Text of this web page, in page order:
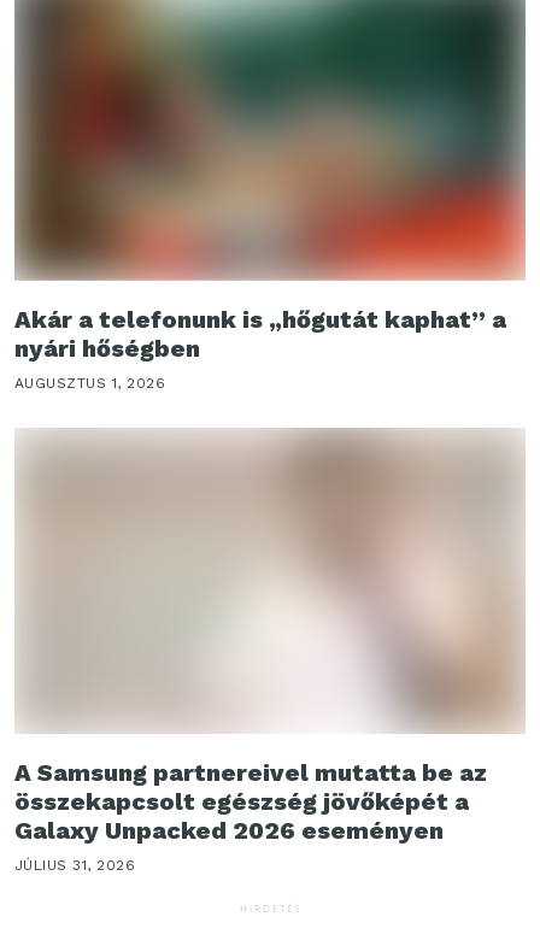
Akár a telefonunk is „hőgutát kaphat” a
nyári hőségben
AUGUSZTUS 1, 2026
A Samsung partnereivel mutatta be az
összekapcsolt egészség jövőképét a
Galaxy Unpacked 2026 eseményen
JÚLIUS 31, 2026
HIRDETÉS